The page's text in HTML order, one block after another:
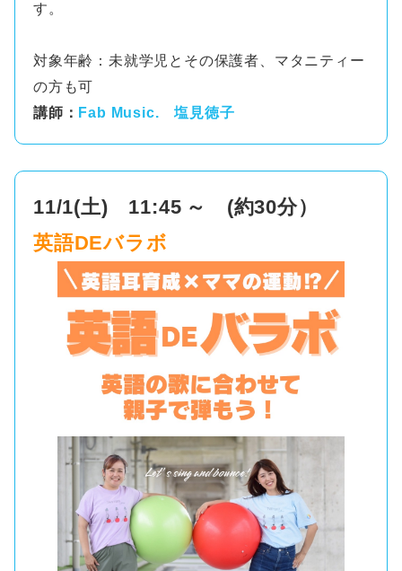
す。
対象年齢：未就学児とその保護者、マタニティー
の方も可
講師： Fab Music. 塩見徳子
11/1(土) 11:45 ～
(約30分）
英語DEバラボ